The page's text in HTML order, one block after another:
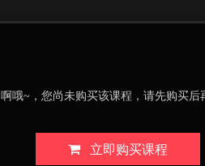
啊哦~，您尚未购买该课程，请先购买后
立即购买课程